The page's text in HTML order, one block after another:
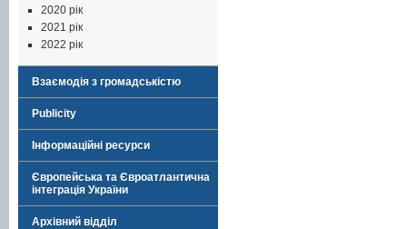
2020 рік
2021 рік
2022 рік
Взаємодія з громадськістю
Publicity
Інформаційні ресурси
Європейська та Євроатлантична
інтеграція України
Архівний відділ